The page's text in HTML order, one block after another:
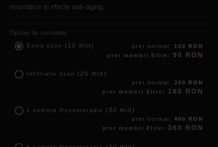
reumatice și efecte anti-aging.
Optiuni de comanda:
Extra ozon (10 min) pret normal:
100 RON
pret membri Elite: 90 RON
Infiltratie ozon (20 min)
pret normal:
200 RON
pret membri Elite: 180 RON
1 sedinta Ozonoterapie (30 min)
pret normal:
400 RON
pret membri Elite: 360 RON